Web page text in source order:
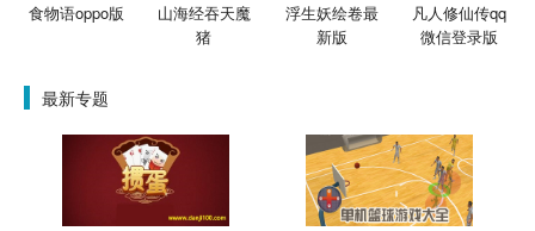
食物语oppo版
山海经吞天魔
猪
浮生妖绘卷最
新版
凡人修仙传qq
微信登录版
最新专题